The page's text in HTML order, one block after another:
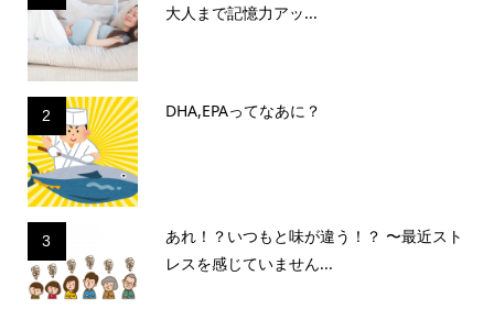
大人まで記憶力アッ...
2 DHA,EPAってなあに？
3
あれ！？いつもと味が違う！？ 〜最近スト
レスを感じていません...